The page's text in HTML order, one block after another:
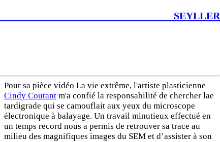
Pour sa pièce vidéo La vie extrême, l'artiste plasticienne
Cindy Coutantm'a confié la responsabilité de chercher lae
tardigrade qui se camouflait aux yeux du microscope
électronique à balayage. Un travail minutieux effectué en
un temps record nous a permis de retrouver sa trace au
milieu des magnifiques images du SEM et d’assister à son